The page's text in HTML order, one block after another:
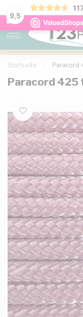
9,5
Kostenlose
MENU
Startseite Paracord
Paracord 425